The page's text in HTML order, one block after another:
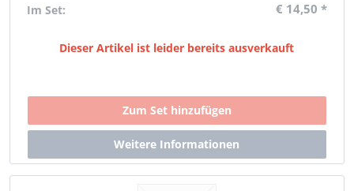
Im Set: € 14,50 *
Dieser Artikel ist leider bereits ausverkauft